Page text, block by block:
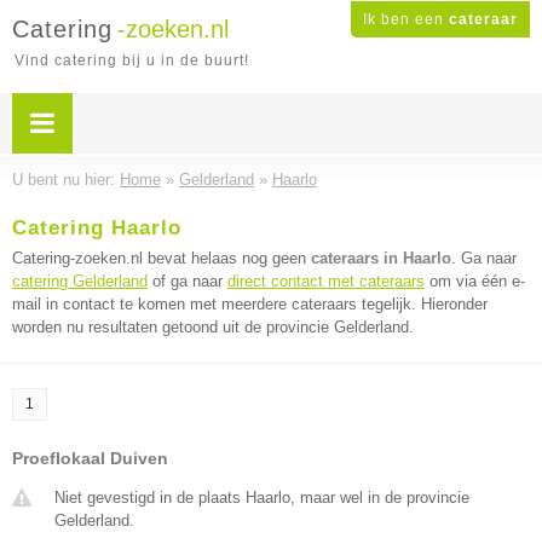
Ik ben een cateraar
Catering -zoeken.nl
Vind catering bij u in de buurt!
U bent nu hier: Home » Gelderland » Haarlo
Catering Haarlo
Catering-zoeken.nl bevat helaas nog geen cateraars in Haarlo. Ga naar
catering Gelderland of ga naar direct contact met cateraars om via één e-
mail in contact te komen met meerdere cateraars tegelijk. Hieronder
worden nu resultaten getoond uit de provincie Gelderland.
1
Proeflokaal Duiven
Niet gevestigd in de plaats Haarlo, maar wel in de provincie
Gelderland.